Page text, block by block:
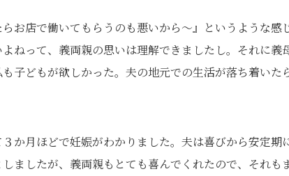
らお店で働いてもらうのも悪いから～』というような
ねって、義両親の思いは理解できましたし。それに義
子どもが欲しかった。夫の地元での生活が落ち着いた
か月ほどで妊娠がわかりました。夫は喜びから安定期
ましたが、義両親もとても喜んでくれたので、それも